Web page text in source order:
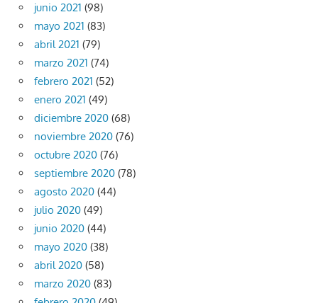
junio 2021 (98)
mayo 2021 (83)
abril 2021 (79)
marzo 2021 (74)
febrero 2021 (52)
enero 2021 (49)
diciembre 2020 (68)
noviembre 2020 (76)
octubre 2020 (76)
septiembre 2020 (78)
agosto 2020 (44)
julio 2020 (49)
junio 2020 (44)
mayo 2020 (38)
abril 2020 (58)
marzo 2020 (83)